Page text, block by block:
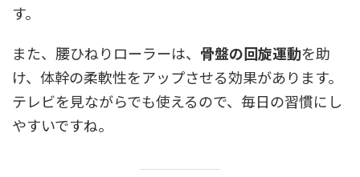
す。
また、腰ひねりローラーは、 骨盤の回旋運動を助
け、体幹の柔軟性をアップさせる効果があります。
テレビを見ながらでも使えるので、毎日の習慣にし
やすいですね。